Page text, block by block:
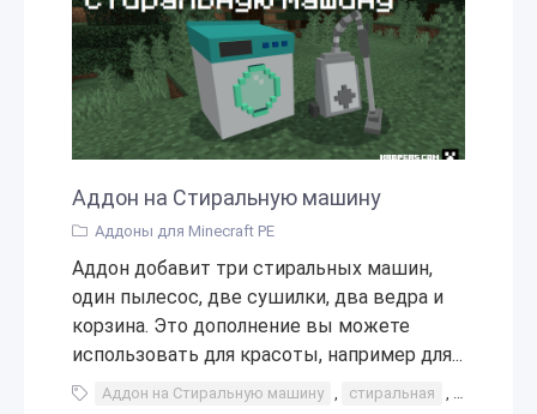
Аддон на Стиральную машину
Аддоны для Minecraft PE
Аддон добавит три стиральных машин,
один пылесос, две сушилки, два ведра и
корзина. Это дополнение вы можете
использовать для красоты, например для...
Аддон на Стиральную машину , стиральная , машина